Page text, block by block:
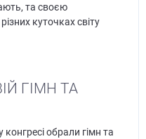
та своєю
куточках світу
ГІМН ТА
обрали гімн та